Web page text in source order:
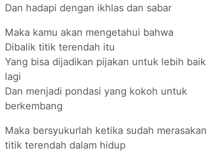
Dan hadapi dengan ikhlas dan sabar
Maka kamu akan mengetahui bahwa
Dibalik titik terendah itu
Yang bisa dijadikan pijakan untuk lebih baik
lagi
Dan menjadi pondasi yang kokoh untuk
berkembang
Maka bersyukurlah ketika sudah merasakan
titik terendah dalam hidup